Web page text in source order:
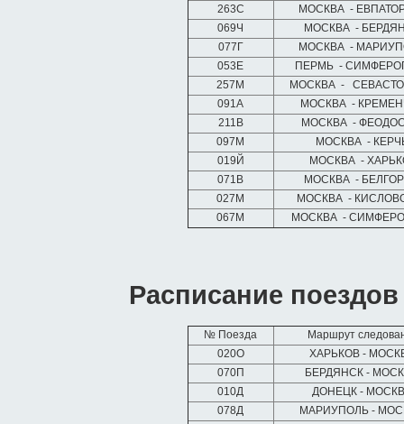
263С
МОСКВА -
069Ч
МОСКВА -
077Г
МОСКВА -
053Е
ПЕРМЬ -
257М
МОСКВА -
091А
МОСКВА -
211В
МОСКВА -
097М
МОСКВА -
019Й
МОСКВА -
071В
МОСКВА -
027М
МОСКВА -
067М
МОСКВА -
Расписание
№ Поезда
Маршрут
020О
ХАРЬКОВ -
070П
БЕРДЯНСК -
010Д
ДОНЕЦК -
078Д
МАРИУПОЛЬ -